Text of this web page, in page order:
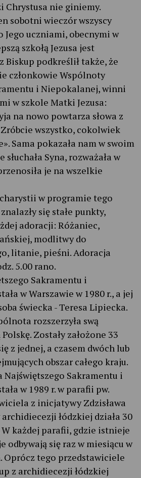
Chrystusa nie giniemy.
sobotni wieczór wszyscy
Jego uczniami, obecnymi w
szkołą Jezusa jest
Biskup podkreślił także, że
członkowie Wspólnoty
i Niepokalanej, winni
w szkole Matki Jezusa:
na nowo powtarza słowa z
wszystko, cokolwiek
Sama pokazała nam w swoim
słuchała Syna, rozważała w
je na wszelkie
w programie tego
się stałe punkty,
adoracji: Różaniec,
modlitwy do
litanie, pieśni. Adoracja
5.00 rano.
Sakramentu i
w Warszawie w 1980 r., a jej
świecka - Teresa Lipiecka.
rozszerzyła swą
Zostały założone 33
z jednej, a czasem dwóch lub
obszar całego kraju.
Najświętszego Sakramentu i
w 1989 r. w parafii pw.
z inicjatywy Zdzisława
łódzkiej działa 30
każdej parafii, gdzie istnieje
odbywają się raz w miesiącu w
Oprócz tego przedstawiciele
z archidiecezji łódzkiej